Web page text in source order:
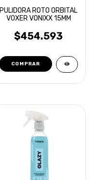
PULIDORA ROTO ORBITAL
VOXER VONIXX 15MM
$454.593